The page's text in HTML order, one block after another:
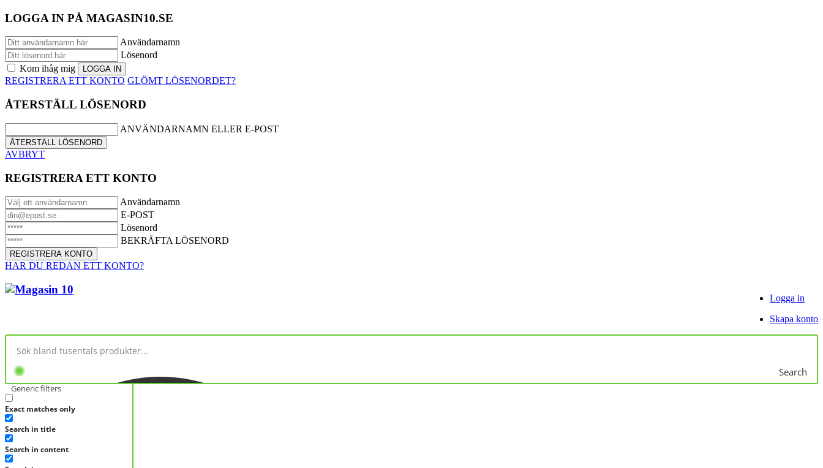
LOGGA IN PÅ MAGASIN10.SE
Användarnamn
Lösenord
Kom ihåg mig
REGISTRERA ETT KONTO GLÖMT LÖSENORDET?
ÅTERSTÄLL LÖSENORD
ANVÄNDARNAMN ELLER E-POST
AVBRYT
REGISTRERA ETT KONTO
Användarnamn
E-POST
Lösenord
BEKRÄFTA LÖSENORD
HAR DU REDAN ETT KONTO?
Logga in
Skapa konto
Search
Generic filters
Exact matches only
Search in title
Search in content